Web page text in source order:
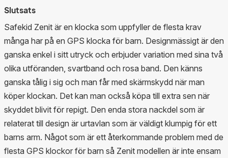
Slutsats
Safekid Zenit är en klocka som uppfyller de flesta krav
många har på en GPS klocka för barn. Designmässigt är den
ganska enkel i sitt utryck och erbjuder variation med sina två
olika utföranden, svartband och rosa band. Den känns
ganska tålig i sig och man får med skärmskydd när man
köper klockan. Det kan man också köpa till extra sen när
skyddet blivit för repigt. Den enda stora nackdel som är
relaterat till design är urtavlan som är väldigt klumpig för ett
barns arm. Något som är ett återkommande problem med de
flesta GPS klockor för barn så Zenit modellen är inte ensam